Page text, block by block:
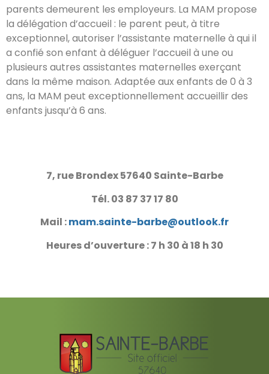
parents demeurent les employeurs. La MAM propose
la délégation d’accueil : le parent peut, à titre
exceptionnel, autoriser l’assistante maternelle à qui il
a confié son enfant à déléguer l’accueil à une ou
plusieurs autres assistantes maternelles exerçant
dans la même maison. Adaptée aux enfants de 0 à 3
ans, la MAM peut exceptionnellement accueillir des
enfants jusqu’à 6 ans.
7, rue Brondex 57640 Sainte-Barbe
Tél. 03 87 37 17 80
Mail :mam.sainte-barbe@outlook.fr
Heures d’ouverture : 7 h 30 à 18 h 30